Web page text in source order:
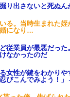
氏、
走
量を
２軍
り悲
り出さないと死ぬ
る。当時生まれた
になり…
従業員が最悪だっ
なかったのだ
女性が鍵をわかりや
びこんでみよう！